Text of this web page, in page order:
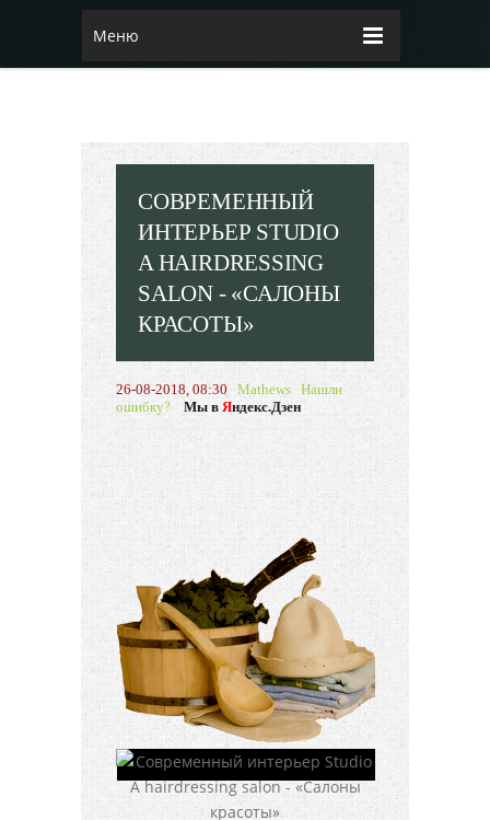
Меню
СОВРЕМЕННЫЙ
ИНТЕРЬЕР STUDIO
A HAIRDRESSING
SALON - «САЛОНЫ
КРАСОТЫ»
26-08-2018, 08:30 Mathews Нашли
ошибку?
Мы в Яндекс.Дзен